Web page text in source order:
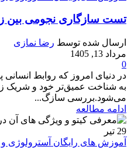
تست سازگاری نجومی بین
ارسال شده توسط رضا نمازی
مرداد 13, 1405
0
در دنیای امروز که روابط انسانی
به شناخت عمیق‌تر خود و شریک
می‌شود.بررسی سازگ...
ادامه مطالعه
29 تیر
آموزش های رایگان آسترولوژی